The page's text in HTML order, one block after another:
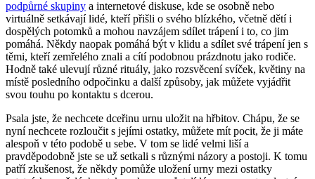
podpůrné skupiny a internetové diskuse, kde se osobně nebo
virtuálně setkávají lidé, kteří přišli o svého blízkého, včetně dětí i
dospělých potomků a mohou navzájem sdílet trápení i to, co jim
pomáhá. Někdy naopak pomáhá být v klidu a sdílet své trápení jen s
těmi, kteří zemřelého znali a cítí podobnou prázdnotu jako rodiče.
Hodně také ulevují různé rituály, jako rozsvěcení svíček, květiny na
místě posledního odpočinku a další způsoby, jak můžete vyjádřit
svou touhu po kontaktu s dcerou.
Psala jste, že nechcete dceřinu urnu uložit na hřbitov. Chápu, že se
nyní nechcete rozloučit s jejími ostatky, můžete mít pocit, že ji máte
alespoň v této podobě u sebe. V tom se lidé velmi liší a
pravděpodobně jste se už setkali s různými názory a postoji. K tomu
patří zkušenost, že někdy pomůže uložení urny mezi ostatky